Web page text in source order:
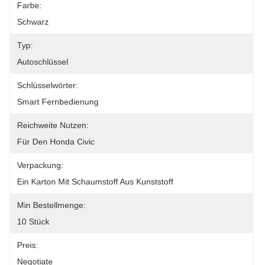
Farbe:
Schwarz
Typ:
Autoschlüssel
Schlüsselwörter:
Smart Fernbedienung
Reichweite Nutzen:
Für Den Honda Civic
Verpackung:
Ein Karton Mit Schaumstoff Aus Kunststoff
Min Bestellmenge:
10 Stück
Preis:
Negotiate